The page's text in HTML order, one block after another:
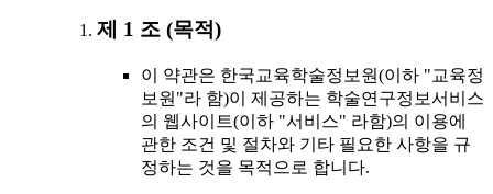
제 1 조 (목적)
이 약관은 한국교육학술정보원(이하 "교육정
보원"라 함)이 제공하는 학술연구정보서비스
의 웹사이트(이하 "서비스" 라함)의 이용에
관한 조건 및 절차와 기타 필요한 사항을 규
정하는 것을 목적으로 합니다.